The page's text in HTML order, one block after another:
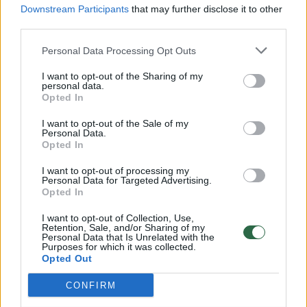
Downstream Participants that may further disclose it to other
Personal Data Processing Opt Outs
I want to opt-out of the Sharing of my
personal data.
Opted In
I want to opt-out of the Sale of my
Personal Data.
Opted In
I want to opt-out of processing my
Personal Data for Targeted Advertising.
Opted In
I want to opt-out of Collection, Use,
Retention, Sale, and/or Sharing of my
Personal Data that Is Unrelated with the
Purposes for which it was collected.
Opted Out
CONFIRM
00:00:57
32 laipsnių šilumos
Žinios | Orai
Nufilmavo, kaip patvino Vilniaus Vakarinis aplinkkelis:
vaizdas pribloškia
Ukrainos politikoje: jis yra neteisus
Laidos | Nauja diena
Visi įrašai